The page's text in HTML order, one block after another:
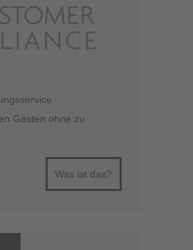
Gästen ohne zu
Was ist das?